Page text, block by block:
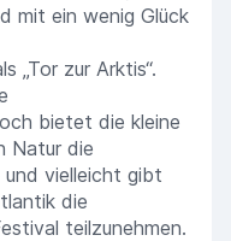
mit ein wenig Glück
„Tor zur Arktis“.
bietet die kleine
Natur die
und vielleicht gibt
die
teilzunehmen.